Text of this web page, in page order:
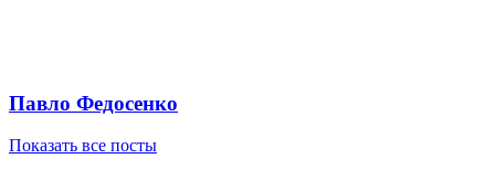
Павло Федосенко
Показать все посты